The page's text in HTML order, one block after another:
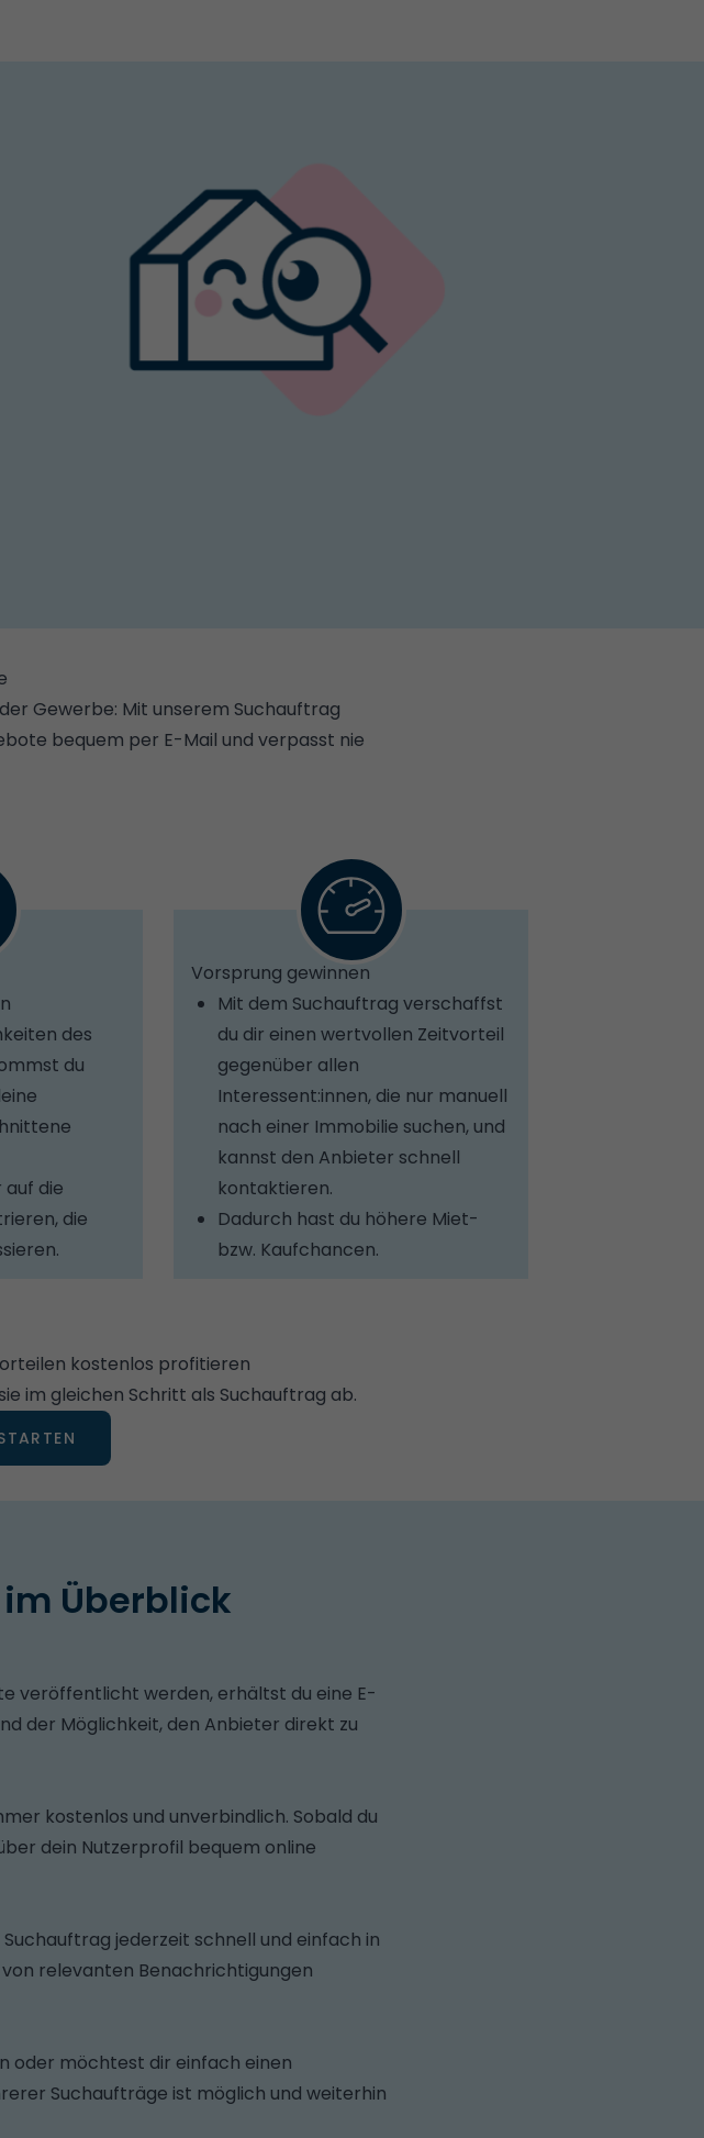
Gewerbe: Mit unserem Suchauftrag
bequem per E-Mail und verpasst nie
des
du
auf die
die
Vorsprung gewinnen
Mit dem Suchauftrag verschaffst
du dir einen wertvollen Zeitvorteil
gegenüber allen
Interessent:innen, die nur manuell
nach einer Immobilie suchen, und
kannst den Anbieter schnell
kontaktieren.
Dadurch hast du höhere Miet-
bzw. Kaufchancen.
kostenlos profitieren
im gleichen Schritt als Suchauftrag ab.
Überblick
veröffentlicht werden, erhältst du eine E-
der Möglichkeit, den Anbieter direkt zu
kostenlos und unverbindlich. Sobald du
dein Nutzerprofil bequem online
jederzeit schnell und einfach in
relevanten Benachrichtigungen
oder möchtest dir einfach einen
Suchaufträge ist möglich und weiterhin